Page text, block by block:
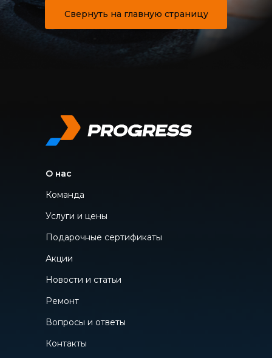
Свернуть на главную страницу
Подарочные сертификаты
О нас
Команда
Услуги и цены
Ремонт
Новости и статьи
Вопросы и ответы
Контакты
Акции